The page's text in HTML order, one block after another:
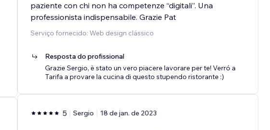
paziente con chi non ha competenze “digitali”. Una
professionista indispensabile. Grazie Pat
Serviço fornecido: Web design clássico
Resposta do profissional
Grazie Sergio, è stato un vero piacere lavorare per te! Verró a
Tarifa a provare la cucina di questo stupendo ristorante :)
5 Sergio 18 de jan. de 2023